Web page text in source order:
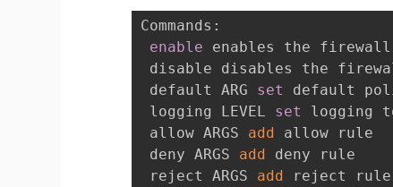
Commands:
enable enables the firewall
disable disables the
default ARG set
default
logging LEVEL set
logging
allow ARGS add allow rule
deny ARGS add deny rule
reject ARGS add reject rule